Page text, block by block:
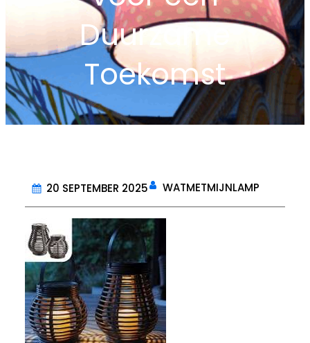
Duurzame
Toekomst
20 SEPTEMBER 2025 WATMETMIJNLAMP